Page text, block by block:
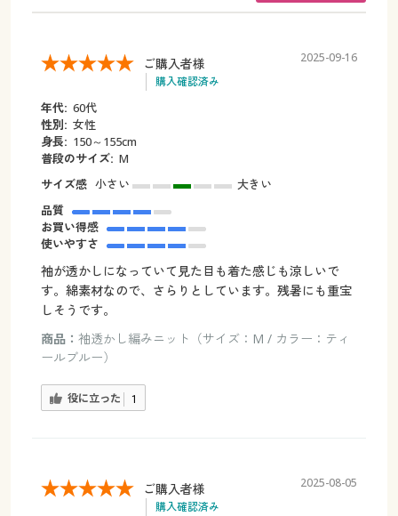
ご購入者様
購入確認済み
2025-09-16
年代: 60代
性別: 女性
身長: 150～155cm
普段のサイズ: M
サイズ感 小さい
大きい
品質
お買い得感
使いやすさ
袖が透かしになっていて見た目も着た感じも涼しいで
す。綿素材なので、さらりとしています。残暑にも重宝
しそうです。
商品： 袖透かし編みニット（サイズ：M / カラー：ティ
ールブルー）
役に立った 1
ご購入者様
購入確認済み
2025-08-05